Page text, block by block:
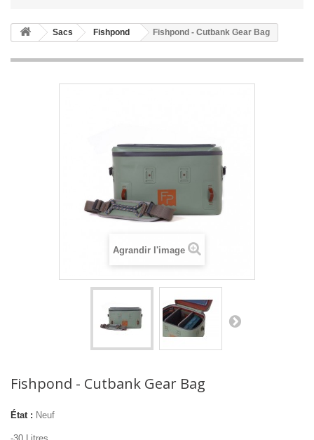
Sacs Fishpond Fishpond - Cutbank Gear Bag
Agrandir l'image
Fishpond - Cutbank Gear Bag
État : Neuf